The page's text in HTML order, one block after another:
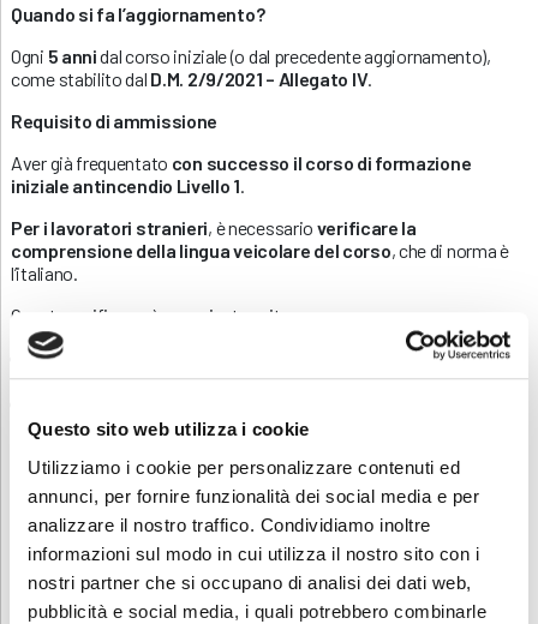
Questo sito web utilizza i cookie
Utilizziamo i cookie per personalizzare contenuti ed
annunci, per fornire funzionalità dei social media e per
analizzare il nostro traffico. Condividiamo inoltre
informazioni sul modo in cui utilizza il nostro sito con i
nostri partner che si occupano di analisi dei dati web,
pubblicità e social media, i quali potrebbero combinarle
Quando si fa l’aggiornamento?
Ogni 5 annidal corso iniziale (o dal precedente aggiornamento),
come stabilito dal D.M. 2/9/2021 – Allegato IV.
Requisito di ammissione
Aver già frequentato con successo il corso di formazione
iniziale antincendio Livello 1
Per i lavoratori stranieri, è necessario verificare la
comprensione della lingua veicolare del corso, che di norma è
l’italiano.
Questa verifica può avvenire tramite:
una dichiarazione scritta
da parte dell’azienda che attesti la
conoscenza della lingua da parte del lavoratore
dell’inizio del corso
Si ricorda che per nuova normativa i partecipanti devono
presentarsi muniti di: GUANTI DA LAVORO (UNI EN 388) e
SCARPE ADEGUATE (chiuse ed antiscivolo)
Sei interessato ad altri corsi sulla Sicurezza? Consulta la nostra
paginaSicurezza .
Contatti